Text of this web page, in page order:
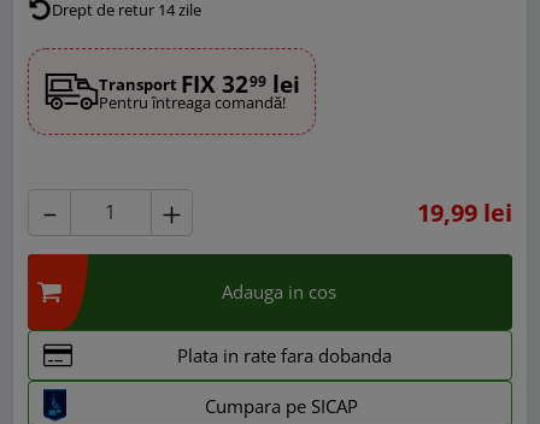
Drept de retur 14 zile
Transport FIX 3299 lei
Pentru întreaga comandă!
19,99 lei
Adauga in cos
Plata in rate fara dobanda
Cumpara pe SICAP